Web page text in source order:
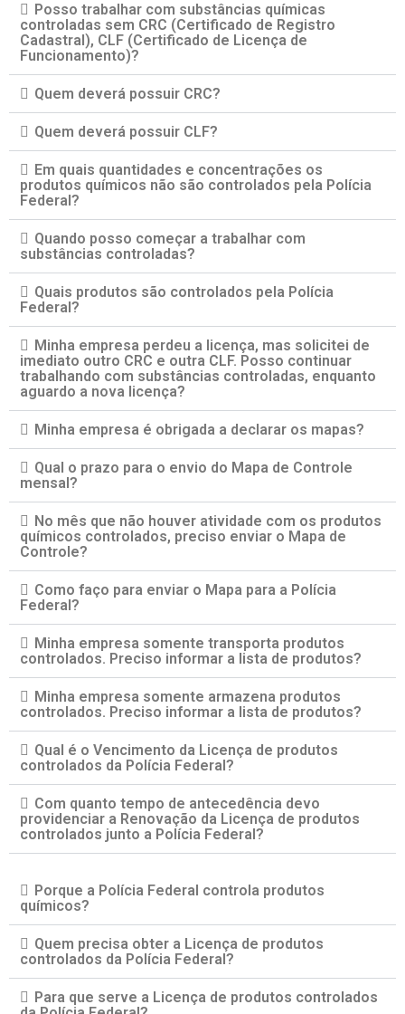
Posso trabalhar com substâncias químicas
controladas sem CRC (Certificado de Registro
Cadastral), CLF (Certificado de Licença de
Funcionamento)?
Quem deverá possuir CRC?
Quem deverá possuir CLF?
Em quais quantidades e concentrações os
produtos químicos não são controlados pela Polícia
Federal?
Quando posso começar a trabalhar com
substâncias controladas?
Quais produtos são controlados pela Polícia
Federal?
Minha empresa perdeu a licença, mas solicitei de
imediato outro CRC e outra CLF. Posso continuar
trabalhando com substâncias controladas, enquanto
aguardo a nova licença?
Minha empresa é obrigada a declarar os mapas?
Qual o prazo para o envio do Mapa de Controle
mensal?
No mês que não houver atividade com os produtos
químicos controlados, preciso enviar o Mapa de
Controle?
Como faço para enviar o Mapa para a Polícia
Federal?
Minha empresa somente transporta produtos
controlados. Preciso informar a lista de produtos?
Minha empresa somente armazena produtos
controlados. Preciso informar a lista de produtos?
Qual é o Vencimento da Licença de produtos
controlados da Polícia Federal?
Com quanto tempo de antecedência devo
providenciar a Renovação da Licença de produtos
controlados junto a Polícia Federal?
Porque a Polícia Federal controla produtos
químicos?
Quem precisa obter a Licença de produtos
controlados da Polícia Federal?
Para que serve a Licença de produtos controlados